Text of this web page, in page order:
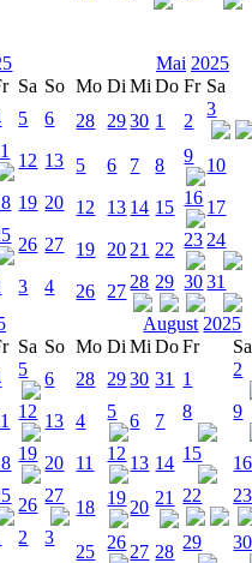
Sa So
5 6
12 13
19 20
26 27
3 4
Mai 2025
Mo Di Mi Do Fr Sa
28
29 30 1 2
3
5 6 7 8 9 10
12 13 14 15 16 17
19 20 21 22 23 24
26 27 28 29 30 31
Sa So
5 6
12 13
19 20
26 27
2 3
August 2025
Mo Di Mi Do Fr
Sa
28
29 30 31 1 2
4 5 6 7 8 9
11 12 13 14 15 16
18 19 20 21 22 23
25 26 27 28 29 30